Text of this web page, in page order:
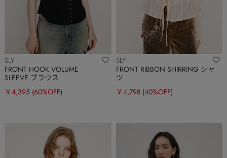
SLY
FRONT HOOK VOLUME
SLEEVE ブラウス
￥4,395 (60%OFF)
SLY
FRONT RIBBON SHIRRING シャ
ツ
￥4,798 (40%OFF)